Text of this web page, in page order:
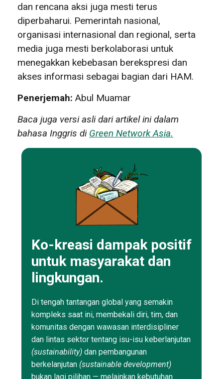
dan rencana aksi juga mesti terus
diperbaharui. Pemerintah nasional,
organisasi internasional dan regional, serta
media juga mesti berkolaborasi untuk
menegakkan kebebasan berekspresi dan
akses informasi sebagai bagian dari HAM.
Penerjemah: Abul Muamar
Baca juga versi asli dari artikel ini dalam
bahasa Inggris di Green Network Asia.
Ko-kreasi dampak positif
untuk masyarakat dan
lingkungan.
Di tengah tantangan global yang semakin
kompleks saat ini, membekali diri, tim, dan
komunitas dengan wawasan interdisipliner
dan lintas sektor tentang isu-isu keberlanjutan
(sustainability) dan pembangunan
berkelanjutan (sustainable development)
bukan lagi pilihan — melainkan kebutuhan